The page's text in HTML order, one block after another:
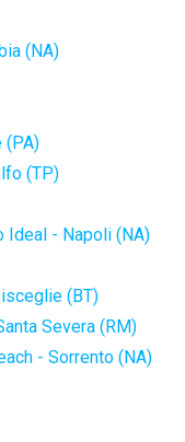
(NA)
(PA)
(TP)
Ideal - Napoli (NA)
(BT)
Severa (RM)
- Sorrento (NA)